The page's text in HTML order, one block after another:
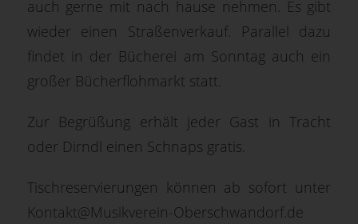
auch gerne mit nach hause nehmen. Es gibt
wieder einen Straßenverkauf. Parallel dazu
findet in der Bücherei am Sonntag auch ein
großer Bücherflohmarkt statt.
Zur Begrüßung erhält jeder Gast in Tracht
oder Dirndl einen Schnaps gratis.
Tischreservierungen können ab sofort unter
Kontakt@Musikverein-Oberschwandorf.de